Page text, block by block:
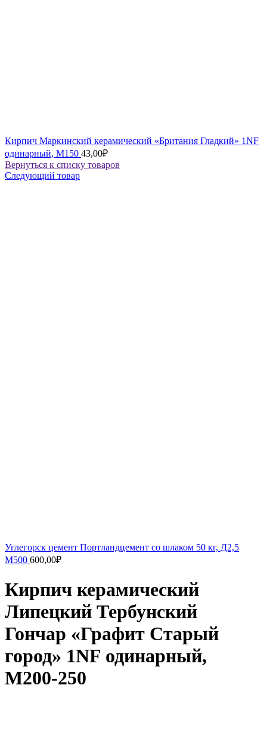
Кирпич Маркинский керамический «Британия Гладкий» 1NF
одинарный, М150 43,00₽
Вернуться к списку товаров
Следующий товар
Углегорск цемент Портландцемент со шлаком 50 кг, Д2,5
М500 600,00₽
Кирпич керамический
Липецкий Тербунский
Гончар «Графит Старый
город» 1NF одинарный,
М200-250